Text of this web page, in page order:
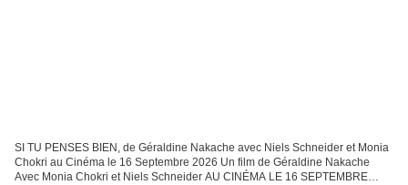
SI TU PENSES BIEN, de Géraldine Nakache avec Niels Schneider et Monia
Chokri au Cinéma le 16 Septembre 2026 Un film de Géraldine Nakache
Avec Monia Chokri et Niels Schneider AU CINÉMA LE 16 SEPTEMBRE